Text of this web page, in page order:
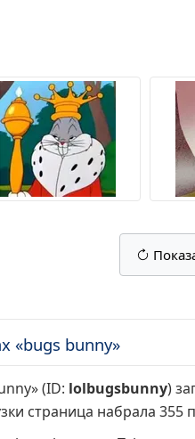
«bugs bunny»
(ID: lolbugsbunny)
страница набрала 355